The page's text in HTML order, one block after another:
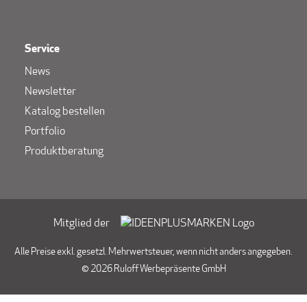
Service
News
Newsletter
Katalog bestellen
Portfolio
Produktberatung
Mitglied der
Alle Preise exkl. gesetzl. Mehrwertsteuer, wenn nicht anders angegeben.
© 2026 Ruloff Werbepräsente GmbH